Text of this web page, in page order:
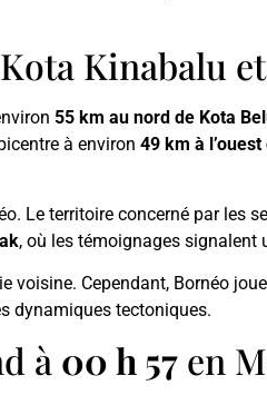
Kinabalu
55 km au nord de Kota
à environ 49 km à
Le territoire concerné par les
, où les témoignages signalent
voisine. Cependant, Bornéo
dynamiques tectoniques.
à 00 h 57 en